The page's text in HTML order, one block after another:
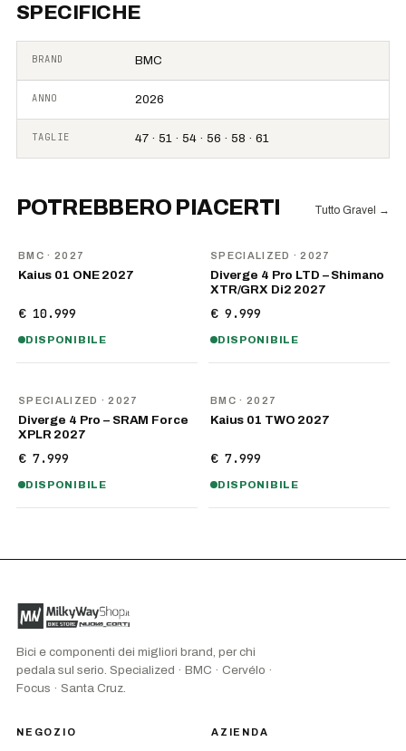
SPECIFICHE
BRAND BMC
ANNO 2026
TAGLIE 47 · 51 · 54 · 56 · 58 · 61
POTREBBERO PIACERTI Tutto Gravel →
BMC · 2027
Kaius 01 ONE 2027
€ 10.999
DISPONIBILE
SPECIALIZED · 2027
Diverge 4 Pro LTD – Shimano
XTR/GRX Di2 2027
€ 9.999
DISPONIBILE
SPECIALIZED · 2027
Diverge 4 Pro – SRAM Force
XPLR 2027
€ 7.999
DISPONIBILE
BMC · 2027
Kaius 01 TWO 2027
€ 7.999
DISPONIBILE
Bici e componenti dei migliori brand, per chi
pedala sul serio. Specialized · BMC · Cervélo ·
Focus · Santa Cruz.
NEGOZIO AZIENDA